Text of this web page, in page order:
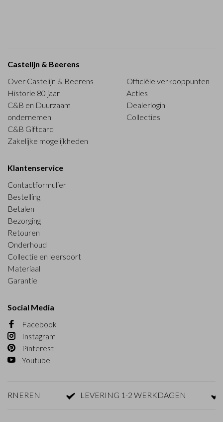
Castelijn & Beerens
Over Castelijn & Beerens
Historie 80 jaar
C&B en Duurzaam
ondernemen
C&B Giftcard
Zakelijke mogelijkheden
Officiële verkooppunten
Acties
Dealerlogin
Collecties
Klantenservice
Contactformulier
Bestelling
Betalen
Bezorging
Retouren
Onderhoud
Collectie en leersoort
Materiaal
Garantie
Social Media
Facebook
Instagram
Pinterest
Youtube
LEVERING 1-2 WERKDAGEN